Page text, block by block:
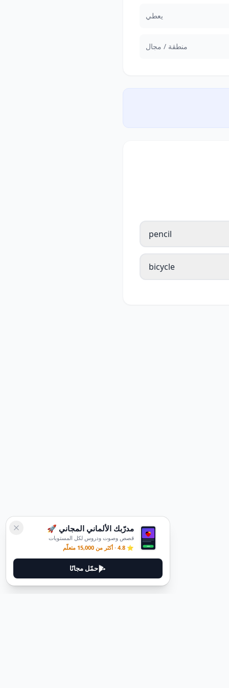
يعطي
منطقة / مجال
pencil
bicycle
مدرّبك الألماني المجاني 🚀
قصص وصوت ودروس لكل المستويات
⭐ 4.8 · أكثر من 15,000 متعلّم
حمّل مجانًا